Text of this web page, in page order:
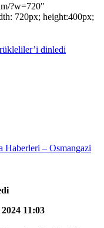
?w=720"
dinledi
Haberleri – Osmangazi
11:03